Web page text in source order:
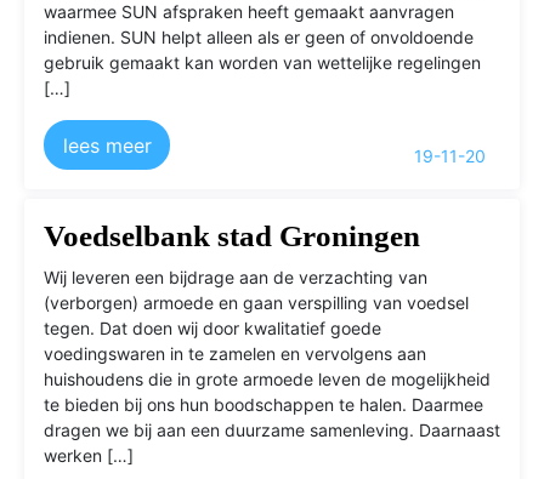
19-11-20
waarmee SUN afspraken heeft gemaakt aanvragen
indienen. SUN helpt alleen als er geen of onvoldoende
gebruik gemaakt kan worden van wettelijke regelingen
[…]
lees meer
Voedselbank stad Groningen
Wij leveren een bijdrage aan de verzachting van
(verborgen) armoede en gaan verspilling van voedsel
tegen. Dat doen wij door kwalitatief goede
voedingswaren in te zamelen en vervolgens aan
huishoudens die in grote armoede leven de mogelijkheid
te bieden bij ons hun boodschappen te halen. Daarmee
dragen we bij aan een duurzame samenleving. Daarnaast
werken […]